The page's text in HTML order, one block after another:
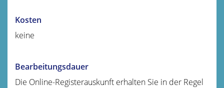
Kosten
keine
Bearbeitungsdauer
Die Online-Registerauskunft erhalten Sie in der Regel